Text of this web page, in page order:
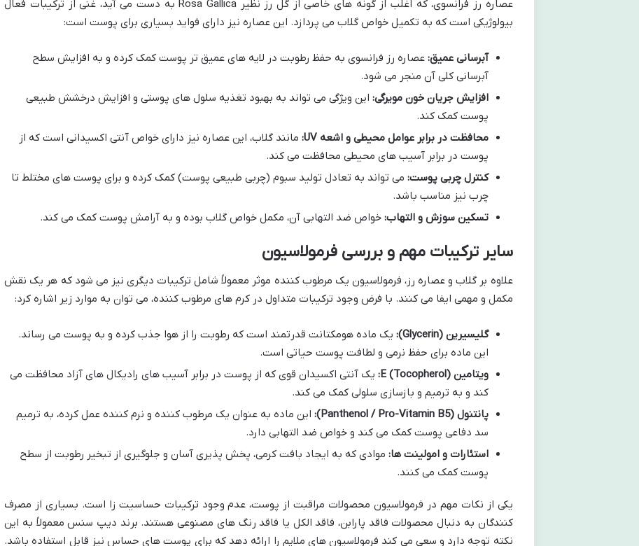
عصاره رز فرانسوی، که اغلب از گونه های خاصی از گل رز نظیر Rosa Gallica به دست می آید، غنی از ترکیبات فعال
بیولوژیکی است که به تکمیل خواص گلاب می پردازد. این عصاره نیز دارای فواید بسیاری برای پوست است:
آبرسانی عمیق: عصاره رز فرانسوی به حفظ رطوبت در لایه های عمیق تر پوست کمک کرده و به افزایش سطح
آبرسانی کلی آن منجر می شود.
افزایش جریان خون مویرگی: این ویژگی می تواند به بهبود تغذیه سلول های پوستی و افزایش درخشش طبیعی
پوست کمک کند.
محافظت در برابر عوامل محیطی و اشعه UV:
مانند گلاب، این عصاره نیز دارای خواص آنتی اکسیدانی است که از
پوست در برابر آسیب های محیطی محافظت می کند.
کنترل چربی پوست: می تواند به تعادل تولید سبوم (چربی طبیعی پوست) کمک کرده و برای پوست های مختلط تا
چرب نیز مناسب باشد.
تسکین سوزش و التهاب: خواص ضد التهابی آن، مکمل خواص گلاب بوده و به آرامش پوست کمک می کند.
سایر ترکیبات مهم و بررسی فرمولاسیون
علاوه بر گلاب و عصاره رز، فرمولاسیون یک مرطوب کننده موثر معمولاً شامل ترکیبات دیگری نیز می شود که هر یک نقش
مکمل و مهمی ایفا می کنند. با فرض وجود ترکیبات متداول در کرم های مرطوب کننده، می توان به موارد زیر اشاره کرد:
گلیسیرین (Glycerin):
یک ماده هومکتانت قدرتمند است که رطوبت را از هوا جذب کرده و به پوست می رساند.
این ماده برای حفظ نرمی و لطافت پوست حیاتی است.
ویتامین E (Tocopherol):
یک آنتی اکسیدان قوی که از پوست در برابر آسیب های رادیکال های آزاد محافظت می
کند و به ترمیم و بازسازی سلولی کمک می کند.
پانتنول (Panthenol / Pro-Vitamin B5):
این ماده به عنوان یک مرطوب کننده و نرم کننده عمل کرده، به ترمیم
سد دفاعی پوست کمک می کند و خواص ضد التهابی دارد.
استئارات و امولینت ها: موادی که به ایجاد بافت کرمی، پخش پذیری آسان و جلوگیری از تبخیر رطوبت از سطح
پوست کمک می کنند.
یکی از نکات مهم در فرمولاسیون محصولات مراقبت از پوست، عدم وجود ترکیبات حساسیت زا است. بسیاری از مصرف
کنندگان به دنبال محصولات فاقد پارابن، فاقد الکل یا فاقد رنگ های مصنوعی هستند. برند دیپ سنس معمولاً به این
نکته توجه دارد و سعی می کند فرمولاسیون های ملایم را ارائه دهد که برای پوست های حساس نیز قابل استفاده باشد.